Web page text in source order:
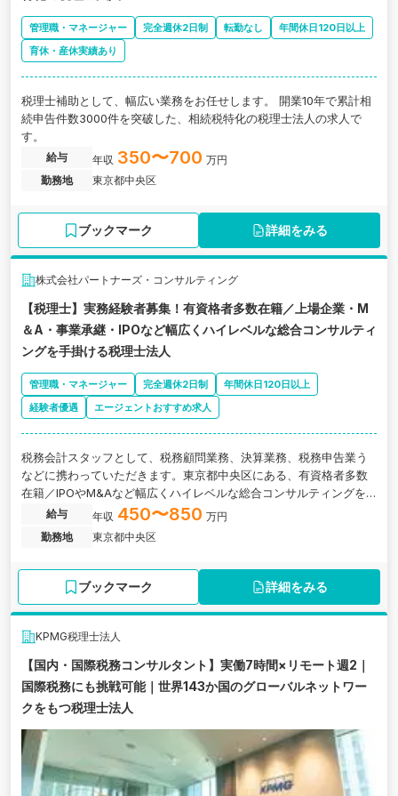
管理職・マネージャー 完全週休2日制 転勤なし
年間休日120日以上
育休・産休実績あり
税理士補助として、幅広い業務をお任せします。 開業10年で累計相
続申告件数3000件を突破した、相続税特化の税理士法人の求人で
す。
給与 年収 350〜700 万円
勤務地
東京都中央区
ブックマーク 詳細をみる
株式会社パートナーズ・コンサルティング
【税理士】実務経験者募集！有資格者多数在籍／上場企業・M
＆A・事業承継・IPOなど幅広くハイレベルな総合コンサルティ
ングを手掛ける税理士法人
管理職・マネージャー 完全週休2日制
年間休日120日以上
経験者優遇
エージェントおすすめ求人
税務会計スタッフとして、税務顧問業務、決算業務、税務申告業う
などに携わっていただきます。東京都中央区にある、有資格者多数
在籍／IPOやM&Aなど幅広くハイレベルな総合コンサルティングを
手掛け税理士法人の求人です。
給与 年収 450〜850 万円
勤務地
東京都中央区
ブックマーク 詳細をみる
KPMG税理士法人
【国内・国際税務コンサルタント】実働7時間×リモート週2｜
国際税務にも挑戦可能｜世界143か国のグローバルネットワー
クをもつ税理士法人